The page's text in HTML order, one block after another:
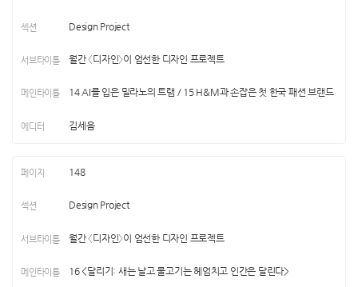
Design Project
월간 〈디자인〉이 엄선한 디자인 프로젝트
14 AI를 입은 밀라노의 트램 / 15 H&M과 손잡은 첫 한국 패션 브랜드
김세음
148
Design Project
월간 〈디자인〉이 엄선한 디자인 프로젝트
16 <달리기: 새는 날고 물고기는 헤엄치고 인간은 달린다>